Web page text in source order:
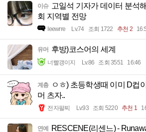
이슈 고일석 기자가 데이터 분석
회 지역별 전망
Ieewrre Lv.74 조회 1722 추천 2
유머 후방)코스어의 세계
너빨갱이지 Lv.86 조회 3551 16:46
계층
ㅇㅎ) 초등학생때 이미 D컵
머 츠자..
전자팔찌 Lv.93 조회 5220 추천 1
연예
RESCENE(리센느) -